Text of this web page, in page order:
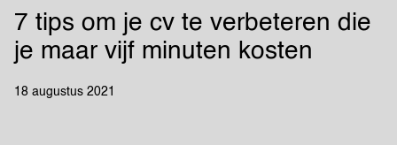
7 tips om je cv te verbeteren die
je maar vijf minuten kosten
18 augustus 2021